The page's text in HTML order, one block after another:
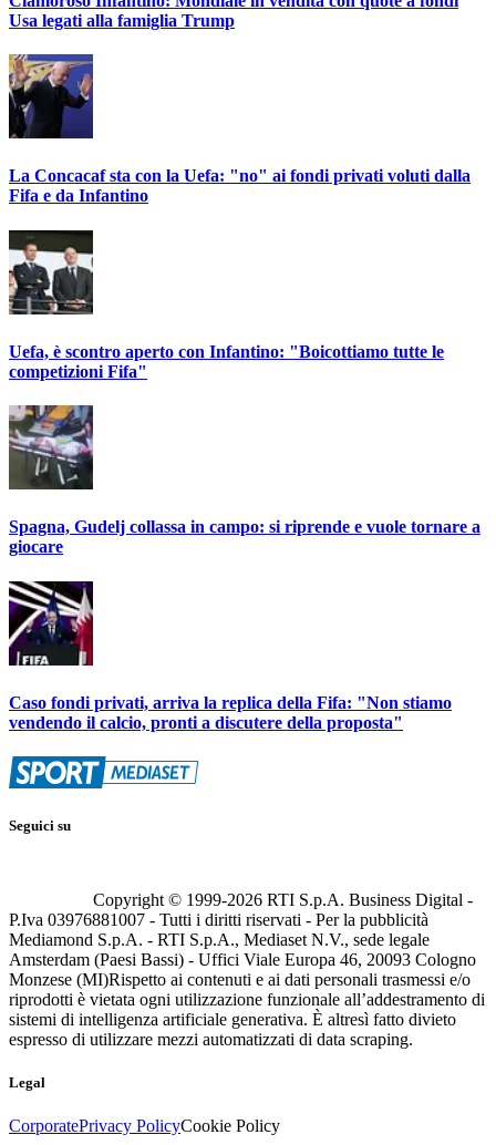
Usa legati alla famiglia Trump
La Concacaf sta con la Uefa: "no" ai fondi privati voluti dalla
Fifa e da Infantino
Uefa, è scontro aperto con Infantino: "Boicottiamo tutte le
competizioni Fifa"
Spagna, Gudelj collassa in campo: si riprende e vuole tornare a
giocare
Caso fondi privati, arriva la replica della Fifa: "Non stiamo
vendendo il calcio, pronti a discutere della proposta"
Seguici su
Copyright © 1999-2026 RTI S.p.A. Business Digital -
P.Iva 03976881007 - Tutti i diritti riservati - Per la pubblicità
Mediamond S.p.A. - RTI S.p.A., Mediaset N.V., sede legale
Amsterdam (Paesi Bassi) - Uffici Viale Europa 46, 20093 Cologno
Monzese (MI)Rispetto ai contenuti e ai dati personali trasmessi e/o
riprodotti è vietata ogni utilizzazione funzionale all’addestramento di
sistemi di intelligenza artificiale generativa. È altresì fatto divieto
espresso di utilizzare mezzi automatizzati di data scraping.
Legal
CorporatePrivacy PolicyCookie Policy